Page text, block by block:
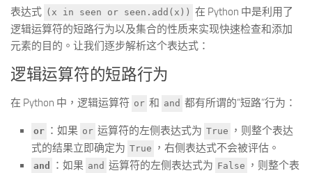
表达式 (x in seen or seen.add(x)) 在 Python 中是利用了
逻辑运算符的短路行为以及集合的性质来实现快速检查和添加
元素的目的。让我们逐步解析这个表达式：
逻辑运算符的短路行为
在 Python 中，逻辑运算符 or 和 and 都有所谓的”短路”行为：
or ：如果 or 运算符的左侧表达式为 True
，则整个表达
式的结果立即确定为 True ，右侧表达式不会被评估。
and ：如果 and 运算符的左侧表达式为 False
，则整个表